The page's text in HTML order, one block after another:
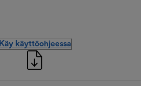
Käy käyttöohjeessa